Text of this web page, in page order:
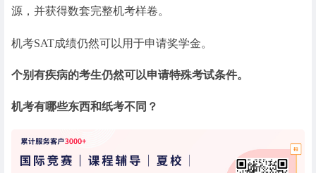
源，并获得数套完整机考样卷。
机考SAT成绩仍然可以用于申请奖学金。
个别有疾病的考生仍然可以申请特殊考试条件。
机考有哪些东西和纸考不同？